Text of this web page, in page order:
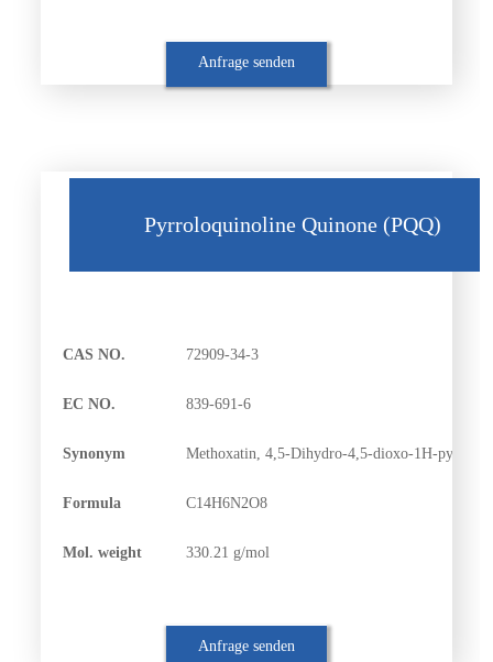
Anfrage senden
Pyrroloquinoline Quinone (PQQ)
CAS NO. 72909-34-3
EC NO. 839-691-6
Synonym Methoxatin, 4,5-Dihydro-4,5-dioxo-1H-
Formula C14H6N2O8
Mol. weight 330.21 g/mol
Anfrage senden